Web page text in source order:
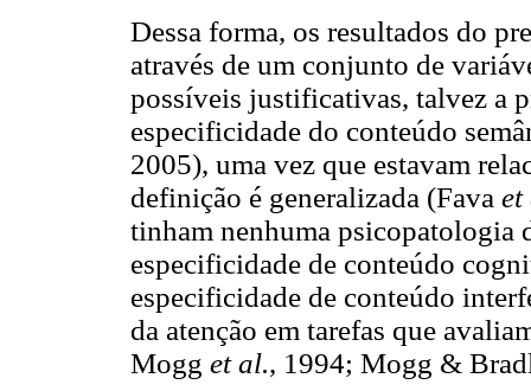
Dessa forma, os resultados do
através de um conjunto de
possíveis justificativas, talvez a
especificidade do conteúdo
2005), uma vez que estavam
definição é generalizada (Fava et
tinham nenhuma psicopatologia
especificidade de conteúdo
especificidade de conteúdo
da atenção em tarefas que
Mogg et al., 1994; Mogg &